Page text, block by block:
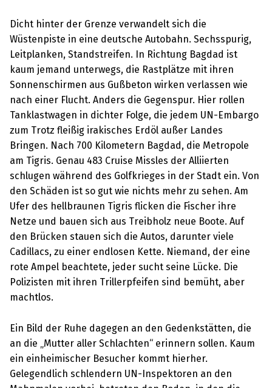
Dicht hinter der Grenze verwandelt sich die
Wüstenpiste in eine deutsche Autobahn. Sechsspurig,
Leitplanken, Standstreifen. In Richtung Bagdad ist
kaum jemand unterwegs, die Rastplätze mit ihren
Sonnenschirmen aus Gußbeton wirken verlassen wie
nach einer Flucht. Anders die Gegenspur. Hier rollen
Tanklastwagen in dichter Folge, die jedem UN-Embargo
zum Trotz fleißig irakisches Erdöl außer Landes
Bringen. Nach 700 Kilometern Bagdad, die Metropole
am Tigris. Genau 483 Cruise Missles der Alliierten
schlugen während des Golfkrieges in der Stadt ein. Von
den Schäden ist so gut wie nichts mehr zu sehen. Am
Ufer des hellbraunen Tigris flicken die Fischer ihre
Netze und bauen sich aus Treibholz neue Boote. Auf
den Brücken stauen sich die Autos, darunter viele
Cadillacs, zu einer endlosen Kette. Niemand, der eine
rote Ampel beachtete, jeder sucht seine Lücke. Die
Polizisten mit ihren Trillerpfeifen sind bemüht, aber
machtlos.
Ein Bild der Ruhe dagegen an den Gedenkstätten, die
an die „Mutter aller Schlachten“ erinnern sollen. Kaum
ein einheimischer Besucher kommt hierher.
Gelegendlich schlendern UN-Inspektoren an den